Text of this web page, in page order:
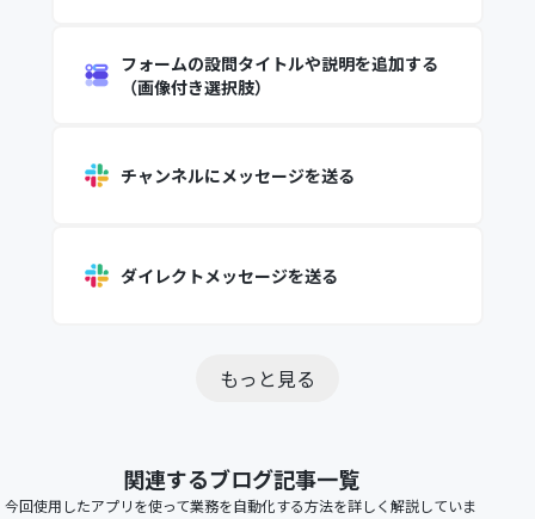
フォームの設問タイトルや説明を追加する
（画像付き選択肢）
チャンネルにメッセージを送る
ダイレクトメッセージを送る
もっと見る
関連するブログ記事一覧
今回使用したアプリを使って業務を自動化する方法を詳しく解説していま